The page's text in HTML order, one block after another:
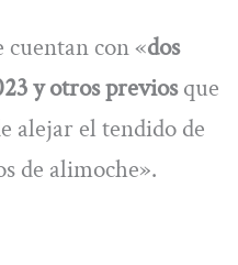
cuentan con «dos
y otros previosque
alejar el tendido de
de alimoche».